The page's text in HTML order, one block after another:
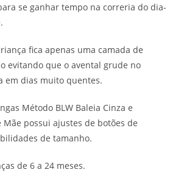
se ganhar tempo na correria do dia-
fica apenas uma camada de
evitando que o avental grude no
em dias muito quentes.
Método BLW Baleia Cinza e
Mãe possui ajustes de botões de
de tamanho.
de 6 a 24 meses.